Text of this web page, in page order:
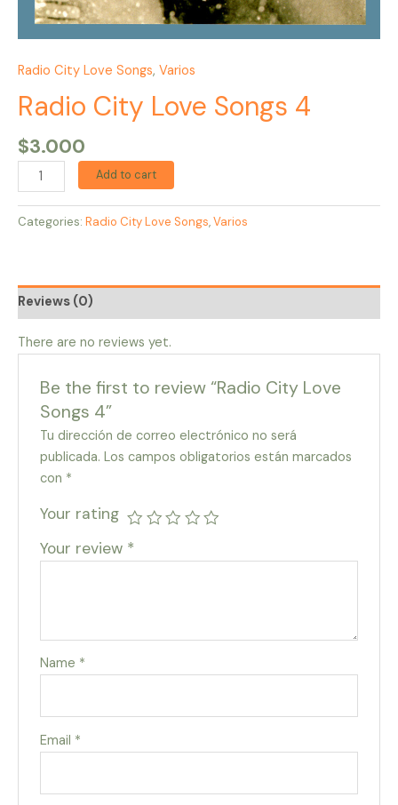
Radio City Love Songs, Varios
Radio City Love Songs 4
$3.000
Add to cart
Categories: Radio City Love Songs,Varios
Reviews (0)
There are no reviews yet.
Be the first to review “Radio City Love
Songs 4”
Tu dirección de correo electrónico no será
publicada. Los campos obligatorios están marcados
con *
Your rating
Your review *
Name *
Email *